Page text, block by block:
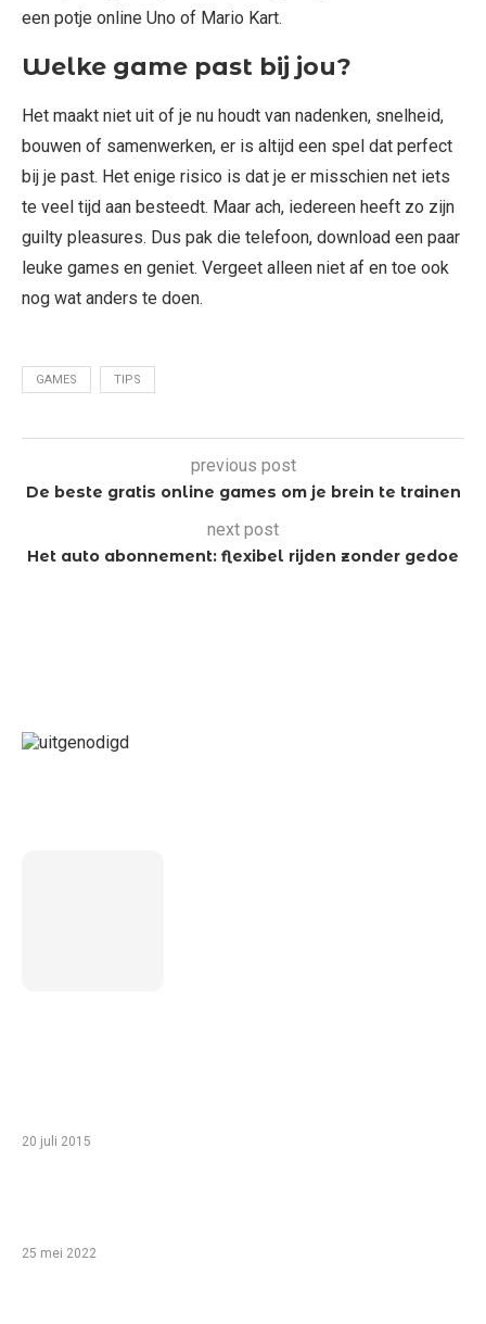
een potje online Uno of Mario Kart.
Welke game past bij jou?
Het maakt niet uit of je nu houdt van nadenken, snelheid,
bouwen of samenwerken, er is altijd een spel dat perfect
bij je past. Het enige risico is dat je er misschien net iets
te veel tijd aan besteedt. Maar ach, iedereen heeft zo zijn
guilty pleasures. Dus pak die telefoon, download een paar
leuke games en geniet. Vergeet alleen niet af en toe ook
nog wat anders te doen.
GAMES TIPS
previous post
De beste gratis online games om je brein te trainen
next post
Het auto abonnement: flexibel rijden zonder gedoe
20 juli 2015
25 mei 2022